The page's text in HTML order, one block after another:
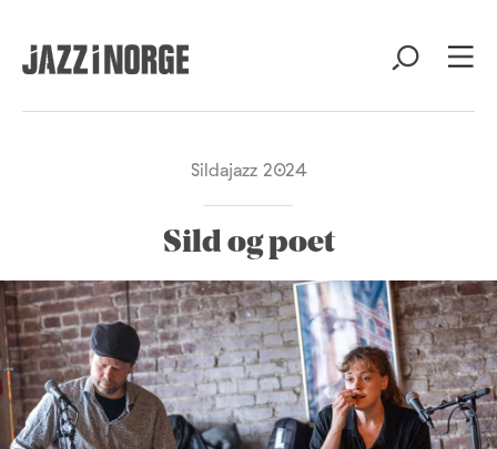
Sildajazz 2024
Sild og poet